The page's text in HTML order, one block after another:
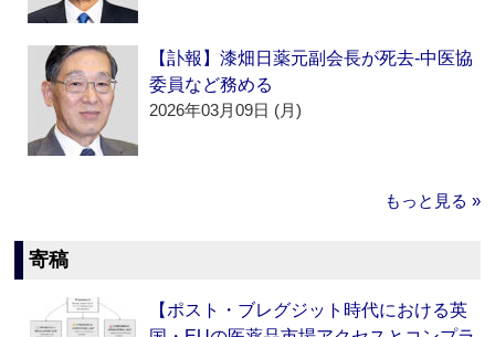
【訃報】漆畑日薬元副会長が死去‐中医協
委員など務める
2026年03月09日 (月)
もっと見る »
寄稿
【ポスト・ブレグジット時代における英